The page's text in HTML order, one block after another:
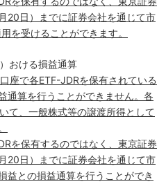
月 20日）までに証券会社を通じて市
を受けることができます。
おける損益通算
座で各ETF-JDRを保有されている
通算を行うことができません。各
て、一般株式等の譲渡所得として
を保有するのではなく、東京証券
月 20日）までに証券会社を通じて市
益との損益通算を行うことができ